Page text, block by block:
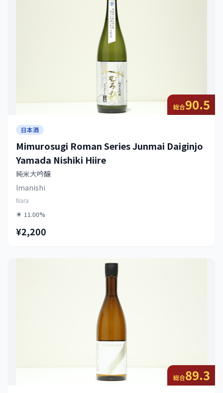
総合90.5
日本酒
Mimurosugi Roman Series Junmai Daiginjo
Yamada Nishiki Hiire
純米大吟醸
Imanishi
Nara
11.00%
¥2,200
総合89.3